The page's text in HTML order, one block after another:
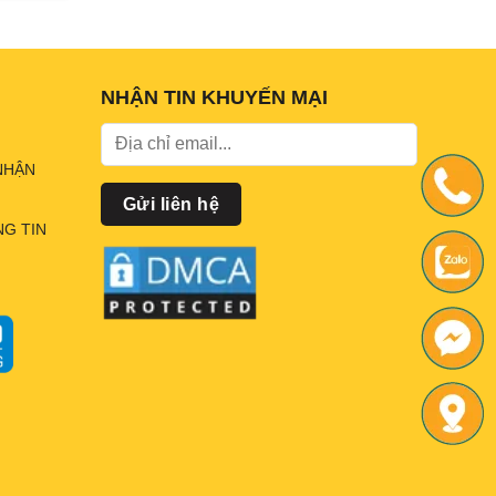
TIN
NHẬN TIN KHUYẾN MẠI